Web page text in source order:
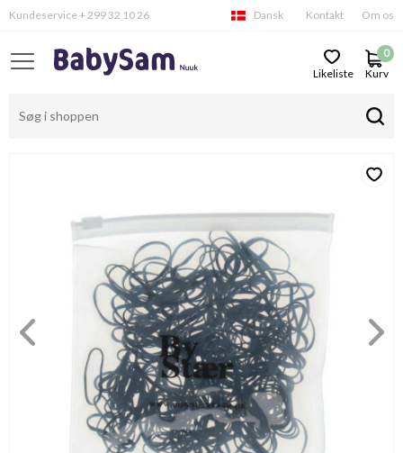
Kundeservice + 299 32 10 26 Kontakt Om os
Dansk
Kurv
0
Likeliste